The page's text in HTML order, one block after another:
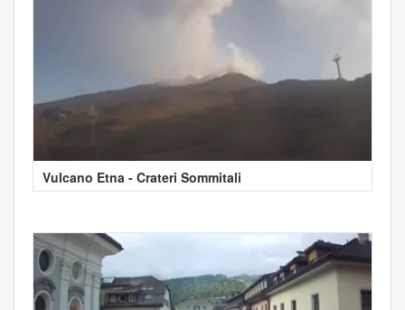
Vulcano Etna - Crateri Sommitali